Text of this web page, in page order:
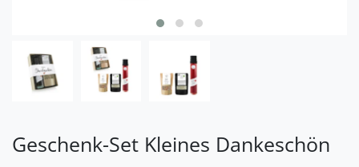
Geschenk-Set Kleines Dankeschön